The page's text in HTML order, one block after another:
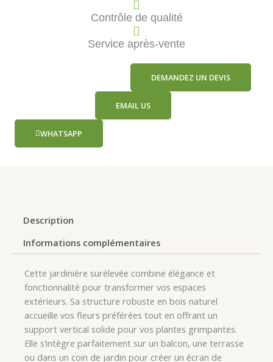
Contrôle de qualité
Service après-vente
DEMANDEZ UN DEVIS
EMAIL US
WHATSAPP
Description
Informations complémentaires
Cette jardinière surélevée combine élégance et
fonctionnalité pour transformer vos espaces
extérieurs. Sa structure robuste en bois naturel
accueille vos fleurs préférées tout en offrant un
support vertical solide pour vos plantes grimpantes.
Elle s’intègre parfaitement sur un balcon, une terrasse
ou dans un coin de jardin pour créer un écran de